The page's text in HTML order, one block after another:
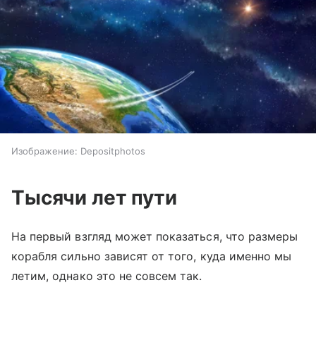
Изображение: Depositphotos
Тысячи лет пути
На первый взгляд может показаться, что размеры
корабля сильно зависят от того, куда именно мы
летим, однако это не совсем так.